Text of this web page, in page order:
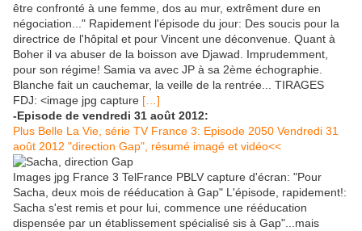
être confronté à une femme, dos au mur, extrêment dure en
négociation..." Rapidement l'épisode du jour: Des soucis pour la
directrice de l'hôpital et pour Vincent une déconvenue. Quant à
Boher il va abuser de la boisson ave Djawad. Imprudemment,
pour son régime! Samia va avec JP à sa 2ème échographie.
Blanche fait un cauchemar, la veille de la rentrée... TIRAGES
FDJ: <image jpg capture […]
-Episode de vendredi 31 août 2012:
Plus Belle La Vie, série TV France 3: Episode 2050 Vendredi 31
août 2012 "direction Gap", résumé imagé et vidéo<<
Images jpg France 3 TelFrance PBLV capture d'écran: "Pour
Sacha, deux mois de rééducation à Gap" L'épisode, rapidement!:
Sacha s'est remis et pour lui, commence une rééducation
dispensée par un établissement spécialisé sis à Gap"...mais